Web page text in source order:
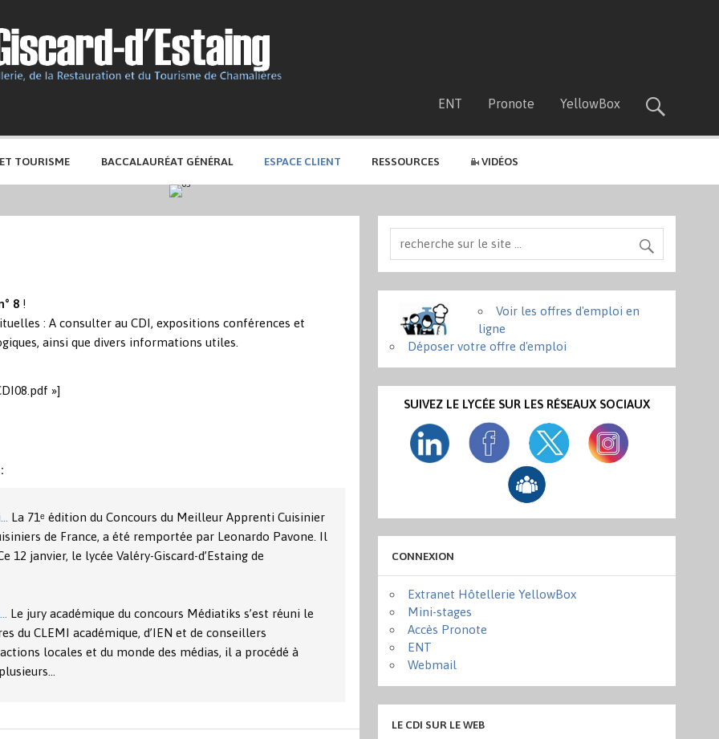
ENT Pronote YellowBox
TOURISME BACCALAURÉAT GÉNÉRAL ESPACE CLIENT RESSOURCES VIDÉOS
8 !
: A consulter au CDI, expositions conférences et
ainsi que divers informations utiles.
»]
La 71ᵉ édition du Concours du Meilleur Apprenti Cuisinier
de France, a été remportée par Leonardo Pavone. Il
janvier, le lycée Valéry-Giscard-d’Estaing de
Le jury académique du concours Médiatiks s’est réuni le
du CLEMI académique, d’IEN et de conseillers
locales et du monde des médias, il a procédé à
Voir les offres d'emploi en
ligne
Déposer votre offre d'emploi
SUIVEZ LE LYCÉE SUR LES RÉSEAUX SOCIAUX
CONNEXION
Extranet Hôtellerie YellowBox
Mini-stages
Accès Pronote
ENT
Webmail
LE CDI SUR LE WEB